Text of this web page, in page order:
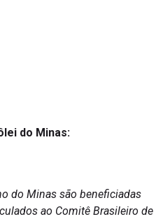
do Minas:
do Minas são beneficiadas
ao Comitê Brasileiro de